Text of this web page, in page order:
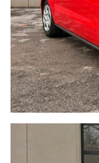
Foto reali del
I nostri annunci
tuttavia eventuali
vincolo